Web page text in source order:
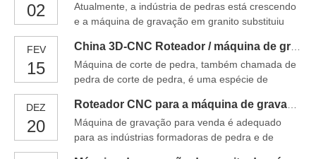
objetos duros. Com o surgimento da máquina de
gravação, o processamento de controle numérico
02
Atualmente, a indústria de pedras está crescendo
e a máquina de gravação em granito substituiu
para agir em vários tipos de pedra, como nossos
ladrilhos comuns, lápides, cerâmica, inscrições,
engenharia de jardins, relevos de arte, etc. Um link
FEV
15
Máquina de corte de pedra, também chamada de
pedra de corte de pedra, é uma espécie de
de corte de faca de corte, mesa de transporte de
pedra, placa de guia de posicionamento e quadro.
O grupo de faca de corte é colocado na parte
DEZ
20
Máquina de gravação para venda é adequado
para as indústrias formadoras de pedra e de